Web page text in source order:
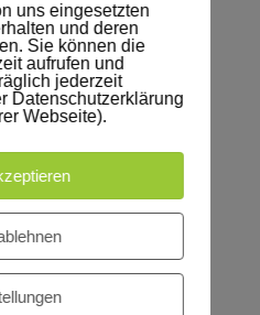
auf Anfrage per
uns eingesetzten
und deren
Sie können die
aufrufen und
jederzeit
Datenschutzerklärung
Webseite).